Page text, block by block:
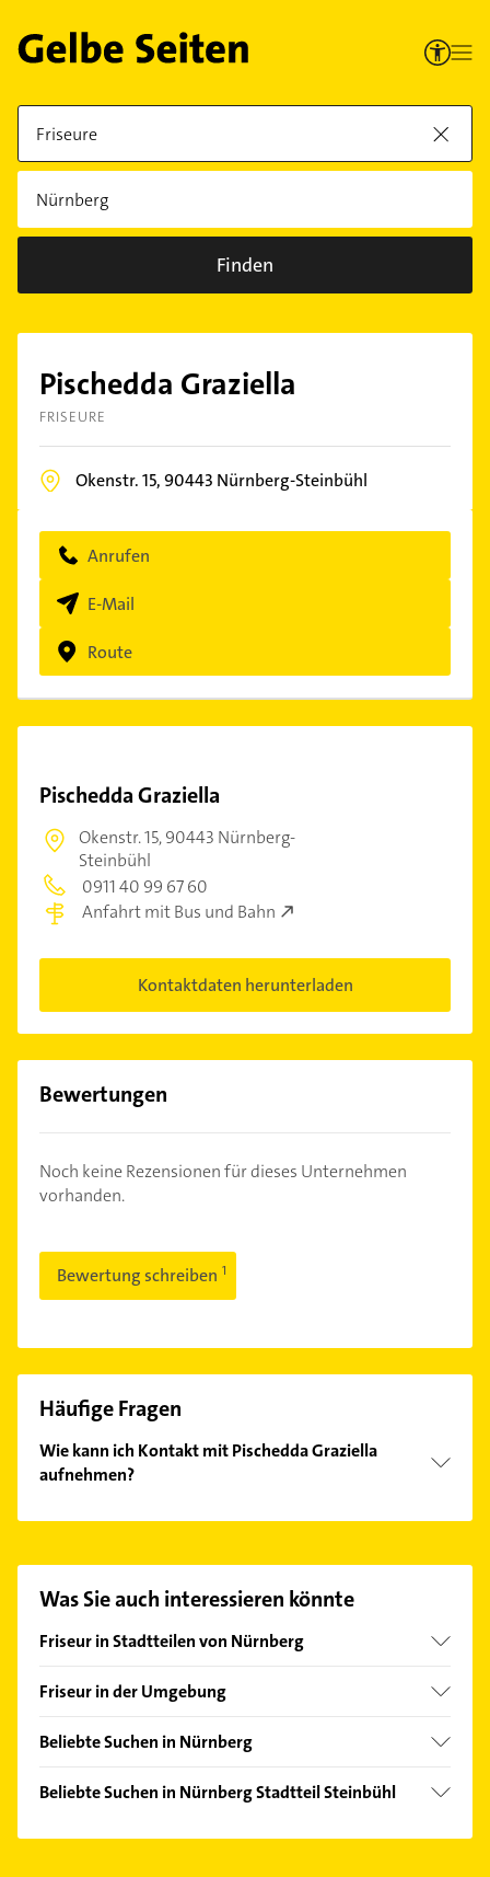
Finden
Pischedda Graziella
FRISEURE
Okenstr. 15,90443 Nürnberg-Steinbühl
Anrufen
E-Mail
Route
Pischedda Graziella
Okenstr. 15,90443 Nürnberg-
Steinbühl
0911 40 99 67 60
Anfahrt mit Bus und Bahn
Kontaktdaten herunterladen
Bewertungen
Noch keine Rezensionen für dieses Unternehmen
vorhanden.
Bewertung schreiben
Häufige Fragen
Wie kann ich Kontakt mit Pischedda Graziella
aufnehmen?
finden Sie alleKontaktdaten.
Was Sie auch interessieren könnte
Friseur in Stadtteilen von Nürnberg
Altenfurt
Doos
Fischbach
Gärten b Wöhrd
Friseur in der Umgebung
Stein Mittelfranken
Fürth Bayern
Beliebte Suchen in Nürnberg
Bestatter
Gasinstallateur
Beliebte Suchen in Nürnberg Stadtteil Steinbühl